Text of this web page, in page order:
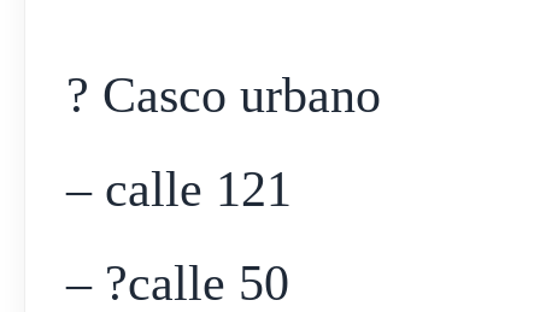
? Casco urbano
– calle 121
– ?calle 50